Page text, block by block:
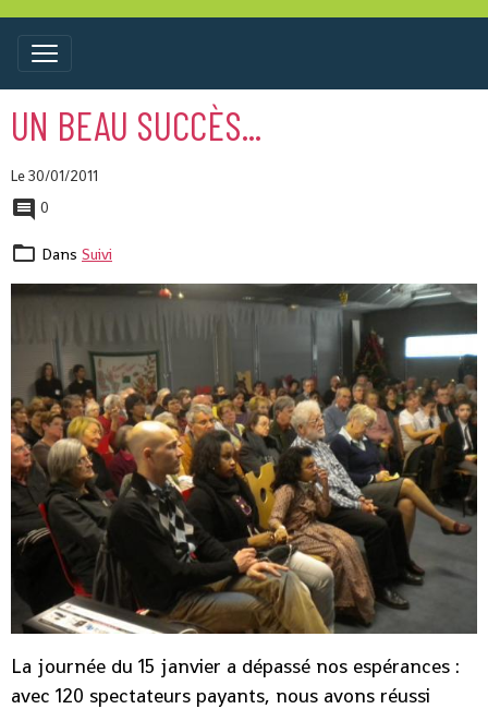
UN BEAU SUCCÈS...
Le 30/01/2011
0
Dans Suivi
La journée du 15 janvier a dépassé nos espérances :
avec 120 spectateurs payants, nous avons réussi